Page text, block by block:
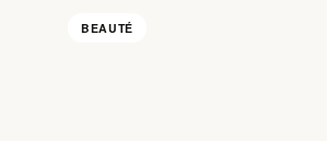
BEAUTÉ